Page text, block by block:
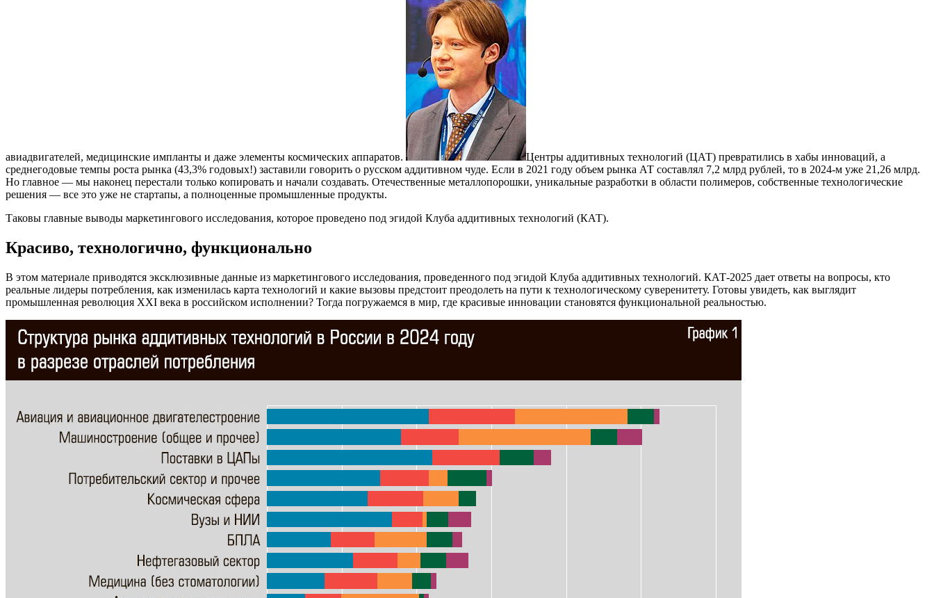
авиадвигателей, медицинские импланты и даже элементы космических аппаратов.
Центры аддитивных технологий (ЦАТ) превратились в хабы инноваций, а
среднегодовые темпы роста рынка (43,3% годовых!) заставили говорить о русском аддитивном чуде. Если в 2021 году объем рынка АТ составлял 7,2 млрд рублей, то в 2024-м уже 21,26 млрд.
Но главное — мы наконец перестали только копировать и начали создавать. Отечественные металлопорошки, уникальные разработки в области полимеров, собственные технологические
решения — все это уже не стартапы, а полноценные промышленные продукты.
Таковы главные выводы маркетингового исследования, которое проведено под эгидой Клуба аддитивных технологий (КАТ).
Красиво, технологично, функционально
В этом материале приводятся эксклюзивные данные из маркетингового исследования, проведенного под эгидой Клуба аддитивных технологий. КАТ-2025 дает ответы на вопросы, кто
реальные лидеры потребления, как изменилась карта технологий и какие вызовы предстоит преодолеть на пути к технологическому суверенитету. Готовы увидеть, как выглядит
промышленная революция XXI века в российском исполнении? Тогда погружаемся в мир, где красивые инновации становятся функциональной реальностью.